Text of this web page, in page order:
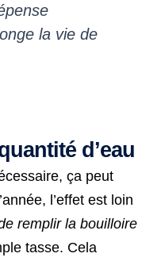
la vie de
d’eau
ça peut
l’effet est loin
remplir la bouilloire
tasse. Cela